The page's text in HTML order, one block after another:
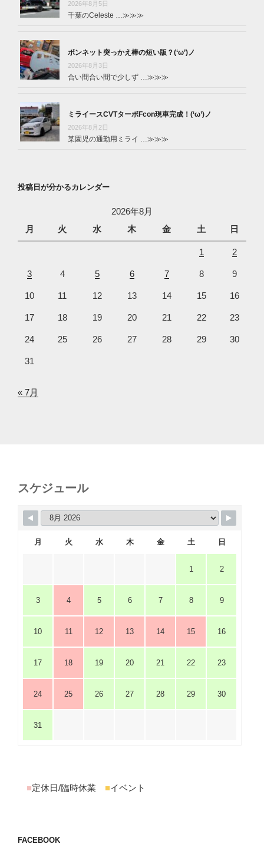
2026年8月5日
千葉のCeleste … ≫≫≫
ボンネット突っかえ棒の短い版？(‘ω’)ノ
2026年8月3日
合い間合い間で少しず … ≫≫≫
ミライースCVTターボFcon現車完成！(‘ω’)ノ
2026年8月2日
某園児の通勤用ミライ … ≫≫≫
投稿日が分かるカレンダー
2026年8月
月
火 水 木 金 土 日
1 2
3 4 5 6 7 8 9
10 11 12 13 14 15 16
17 18 19 20 21 22 23
24 25 26 27 28 29 30
31
« 7月
スケジュール
月 火 水 木 金 土 日
1 2
3 4 5 6 7 8 9
10 11 12 13 14 15 16
17 18 19 20 21 22 23
24 25 26 27 28 29 30
31
■定休日/臨時休業 ■イベント
FACEBOOK